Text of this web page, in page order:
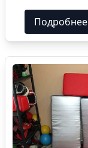
Подробнее